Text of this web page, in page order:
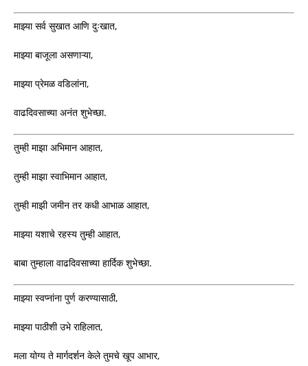
माझ्या सर्व सुखात आणि दुःखात,
माझ्या बाजूला असणाऱ्या,
माझ्या प्रेमळ वडिलांना,
वाढदिवसाच्या अनंत शुभेच्छा.
तुम्ही माझा अभिमान आहात,
तुम्ही माझा स्वाभिमान आहात,
तुम्ही माझी जमीन तर कधी आभाळ आहात,
माझ्या यशाचे रहस्य तुम्ही आहात,
बाबा तुम्हाला वाढदिवसाच्या हार्दिक शुभेच्छा.
माझ्या स्वप्नांना पुर्ण करण्यासाठी,
माझ्या पाठीशी उभे राहिलात,
मला योग्य ते मार्गदर्शन केले तुमचे खूप आभार,